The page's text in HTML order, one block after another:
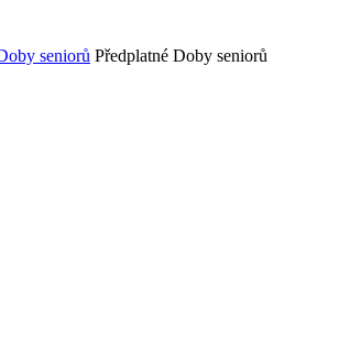
Předplatné Doby seniorů